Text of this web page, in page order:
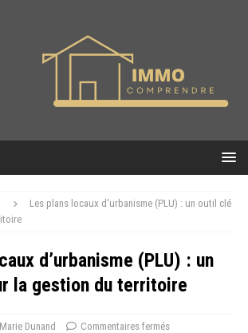
Les plans locaux d’urbanisme (PLU) : un outil clé
d’urbanisme (PLU) : un
la gestion du territoire
Marie Dunand Commentaires fermés